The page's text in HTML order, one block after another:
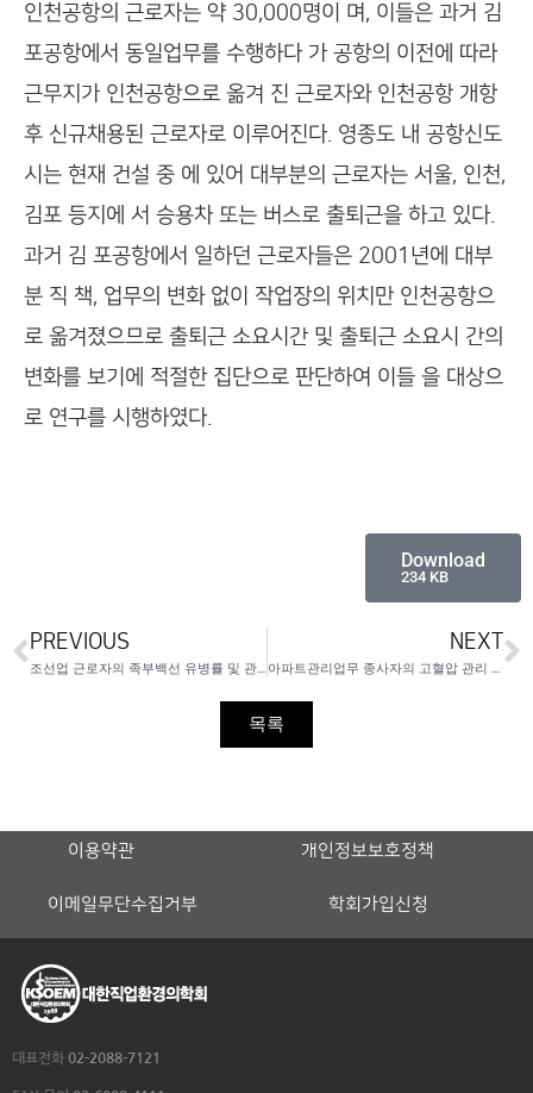
인천공항의 근로자는 약 30,000명이 며, 이들은 과거 김
포공항에서 동일업무를 수행하다 가 공항의 이전에 따라
근무지가 인천공항으로 옮겨 진 근로자와 인천공항 개항
후 신규채용된 근로자로 이루어진다. 영종도 내 공항신도
시는 현재 건설 중 에 있어 대부분의 근로자는 서울, 인천,
김포 등지에 서 승용차 또는 버스로 출퇴근을 하고 있다.
과거 김 포공항에서 일하던 근로자들은 2001년에 대부
분 직 책, 업무의 변화 없이 작업장의 위치만 인천공항으
로 옮겨졌으므로 출퇴근 소요시간 및 출퇴근 소요시 간의
변화를 보기에 적절한 집단으로 판단하여 이들 을 대상으
로 연구를 시행하였다.
Download
234 KB
PREVIOUS
조선업 근로자의 족부백선 유병률 및 관련 요인
NEXT
아파트관리업무 종사자의 고혈압 관리 효과 및 관련 요인
목록
이용약관 개인정보보호정책
이메일무단수집거부 학회가입신청
대표전화 02-2088-7121